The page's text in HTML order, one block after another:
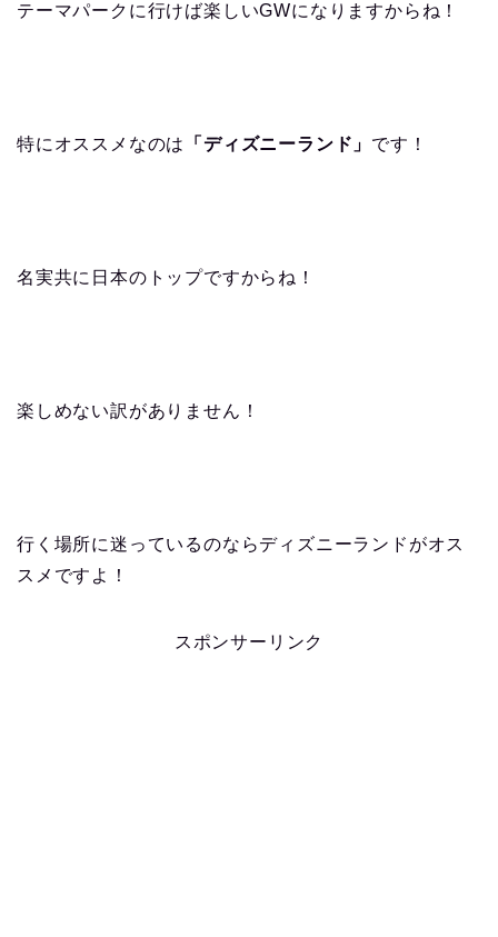
テーマパークに行けば楽しいGWになりますからね！
特にオススメなのは 「ディズニーランド」 です！
名実共に日本のトップですからね！
楽しめない訳がありません！
行く場所に迷っているのならディズニーランドがオス
スメですよ！
スポンサーリンク